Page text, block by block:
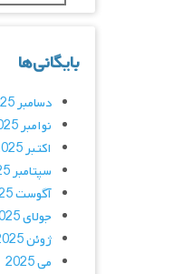
بایگانی‌ها
دسامبر 2025
نوامبر 2025
اکتبر 2025
سپتامبر 2025
آگوست 2025
جولای 2025
ژوئن 2025
می 2025